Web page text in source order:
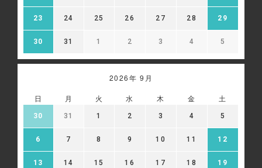
23 24 25 26 27 28 29
30 31 1 2 3 4 5
2026年 9月
日 月 火 水 木 金 土
30 31 1 2 3 4 5
6 7 8 9 10 11 12
13 14 15 16 17 18 19